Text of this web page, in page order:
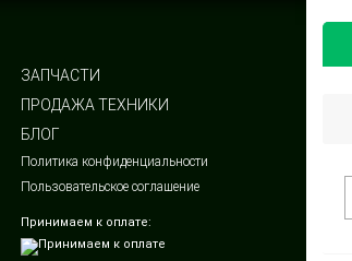
ЗАПЧАСТИ
ПРОДАЖА ТЕХНИКИ
БЛОГ
Политика конфиденциальности
Пользовательское соглашение
Принимаем к оплате: